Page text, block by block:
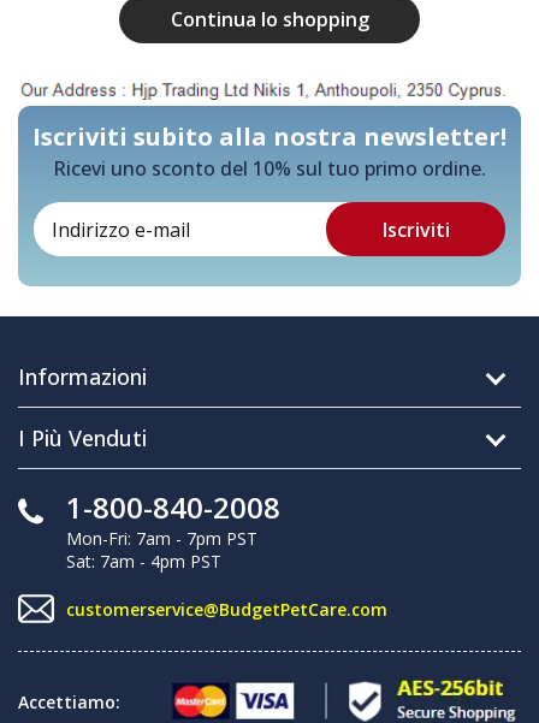
Continua lo shopping
Iscriviti subito alla nostra newsletter!
Ricevi uno sconto del 10% sul tuo primo ordine.
Informazioni
I Più Venduti
1-800-840-2008
Mon-Fri: 7am - 7pm PST
Sat: 7am - 4pm PST
customerservice@BudgetPetCare.com
Accettiamo: